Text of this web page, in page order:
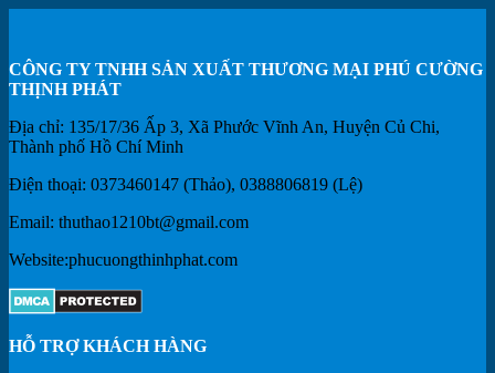
CÔNG TY TNHH SẢN XUẤT THƯƠNG MẠI PHÚ CƯỜNG
THỊNH PHÁT
Địa chỉ: 135/17/36 Ấp 3, Xã Phước Vĩnh An, Huyện Củ Chi,
Thành phố Hồ Chí Minh
Điện thoại: 0373460147 (Thảo), 0388806819 (Lệ)
Email: thuthao1210bt@gmail.com
Website:phucuongthinhphat.com
HỖ TRỢ KHÁCH HÀNG